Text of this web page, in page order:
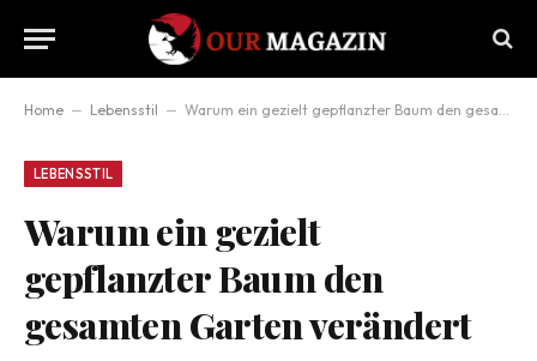
Home – Lebensstil – Warum ein gezielt gepflanzter Baum den gesamten Garten verändert
LEBENSSTIL
Warum ein gezielt
gepflanzter Baum den
gesamten Garten verändert